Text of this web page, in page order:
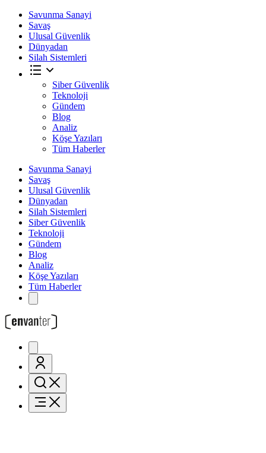
Savunma Sanayi
Savaş
Ulusal Güvenlik
Dünyadan
Silah Sistemleri
Siber Güvenlik
Teknoloji
Gündem
Blog
Analiz
Köşe Yazıları
Tüm Haberler
Savunma Sanayi
Savaş
Ulusal Güvenlik
Dünyadan
Silah Sistemleri
Siber Güvenlik
Teknoloji
Gündem
Blog
Analiz
Köşe Yazıları
Tüm Haberler